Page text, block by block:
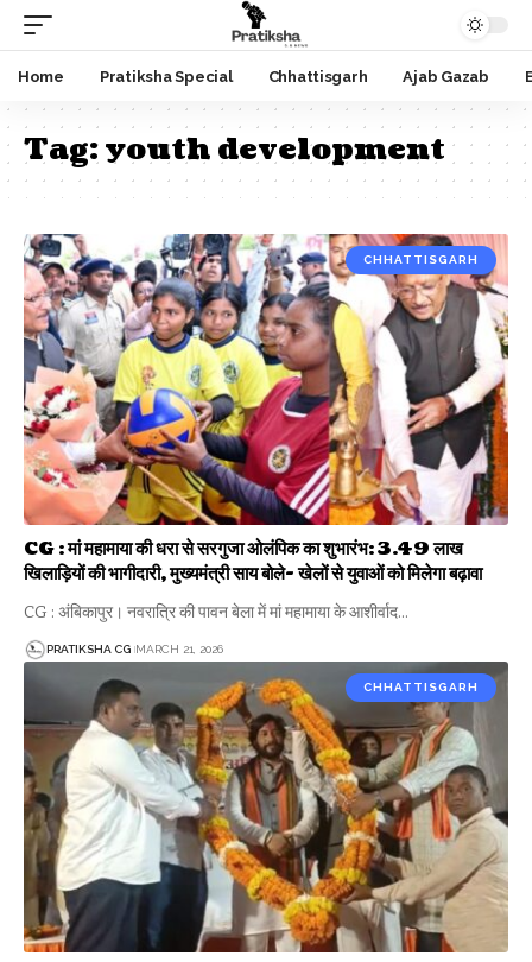
Home Pratiksha Special Chhattisgarh Ajab Gazab
Tag:youth development
CHHATTISGARH
CG : मां महामाया की धरा से सरगुजा ओलंपिक का शुभारंभ: 3.49 लाख
खिलाड़ियों की भागीदारी, मुख्यमंत्री साय बोले- खेलों से युवाओं को मिलेगा बढ़ावा
CG : अंबिकापुर। नवरात्रि की पावन बेला में मां महामाया के आशीर्वाद…
PRATIKSHA CG MARCH 21, 2026
CHHATTISGARH